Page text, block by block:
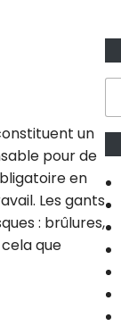
un
pour de
en
Les gants
: brûlures,
que
e
c
h
e
r
c
h
e